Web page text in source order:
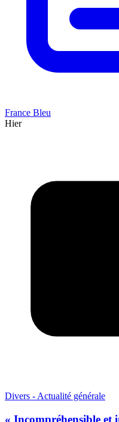
France Bleu
Hier
Divers - Actualité générale
« Incompréhensible et